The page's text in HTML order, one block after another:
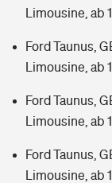
Limousine, ab
Ford Taunus,
Limousine, ab
Ford Taunus,
Limousine, ab
Ford Taunus,
Limousine, ab